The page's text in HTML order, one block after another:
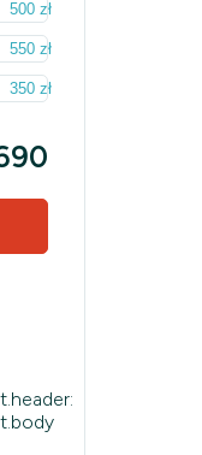
500 zł
550 zł
350 zł